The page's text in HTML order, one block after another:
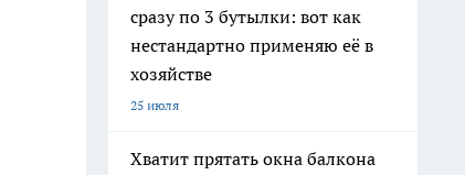
сразу по 3 бутылки: вот как
нестандартно применяю её в
хозяйстве
25 июля
Хватит прятать окна балкона